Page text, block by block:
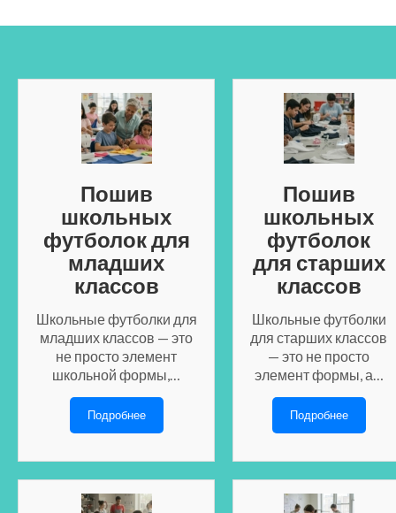
Пошив
школьных
футболок для
младших
классов
Школьные футболки для
младших классов — это
не просто элемент
школьной формы,…
Подробнее
Пошив
школьных
футболок
для старших
классов
Школьные футболки
для старших классов
— это не просто
элемент формы, а…
Подробнее